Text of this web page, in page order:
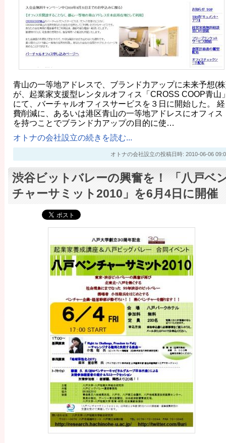
青山の一等地アドレスで、ブランド力アップに未来予想(
が、起業家支援型レンタルオフィス「CROSS COOP青山
にて、バーチャルオフィスサービスを３日に開始した。 経
費削減に、あるいは港区青山の一等地アドレスにオフィス
を持つことでブランド力アップの目的に使…
オトナの会社設立の続きを読む...
オトナの会社設立の投稿日時: 2010-06-06
渋谷ビットバレーの興奮を！ 「八戸ベ
チャーサミット2010」を6月4日に開催